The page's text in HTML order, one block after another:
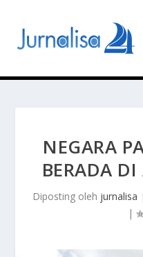
NEGARA
BERADA
Diposting oleh jurnalisa
|